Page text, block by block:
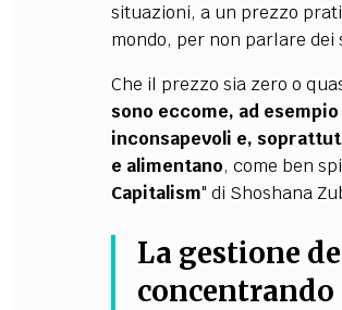
situazioni, a un prezzo
mondo, per non parlare
Che il prezzo sia zero o
sono eccome, ad
inconsapevoli e,
e alimentano, come ben
Capitalism" di Shoshana
La gestione
concentrando